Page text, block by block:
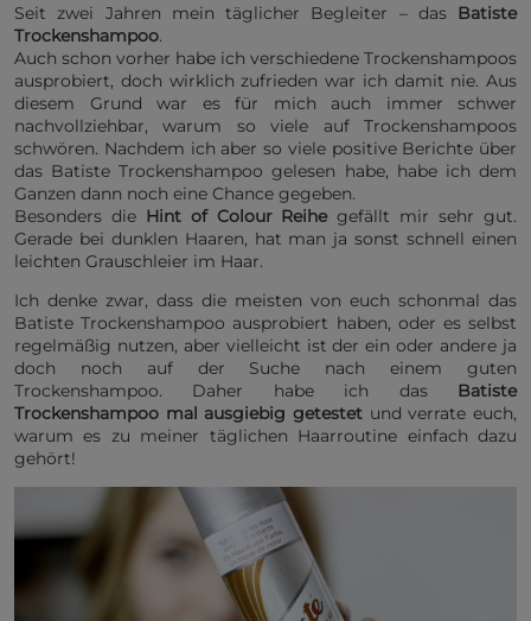
Seit zwei Jahren mein täglicher Begleiter – das Batiste
Trockenshampoo.
Auch schon vorher habe ich verschiedene Trockenshampoos
ausprobiert, doch wirklich zufrieden war ich damit nie. Aus
diesem Grund war es für mich auch immer schwer
nachvollziehbar, warum so viele auf Trockenshampoos
schwören. Nachdem ich aber so viele positive Berichte über
das Batiste Trockenshampoo gelesen habe, habe ich dem
Ganzen dann noch eine Chance gegeben.
Besonders die Hint of Colour Reihegefällt mir sehr gut.
Gerade bei dunklen Haaren, hat man ja sonst schnell einen
leichten Grauschleier im Haar.
Ich denke zwar, dass die meisten von euch schonmal das
Batiste Trockenshampoo ausprobiert haben, oder es selbst
regelmäßig nutzen, aber vielleicht ist der ein oder andere ja
doch noch auf der Suche nach einem guten
Trockenshampoo. Daher habe ich das Batiste
Trockenshampoo mal ausgiebig getestet und verrate euch,
warum es zu meiner täglichen Haarroutine einfach dazu
gehört!